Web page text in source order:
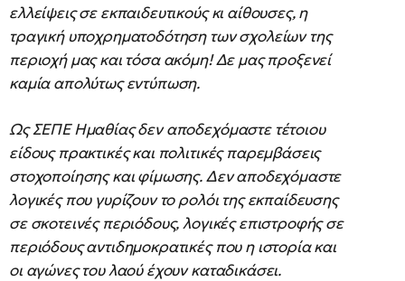
ελλείψεις σε εκπαιδευτικούς κι αίθουσες, η
τραγική υποχρηματοδότηση των σχολείων της
περιοχή μας και τόσα ακόμη! Δε μας προξενεί
καμία απολύτως εντύπωση.
Ως ΣΕΠΕ Ημαθίας δεν αποδεχόμαστε τέτοιου
είδους πρακτικές και πολιτικές παρεμβάσεις
στοχοποίησης και φίμωσης. Δεν αποδεχόμαστε
λογικές που γυρίζουν το ρολόι της εκπαίδευσης
σε σκοτεινές περιόδους, λογικές επιστροφής σε
περιόδους αντιδημοκρατικές που η ιστορία και
οι αγώνες του λαού έχουν καταδικάσει.